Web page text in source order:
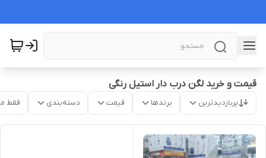
قیمت و خرید لگن درب دار استیل رنگی
پربازدیدترین برندها قیمت دسته‌بندی فقط